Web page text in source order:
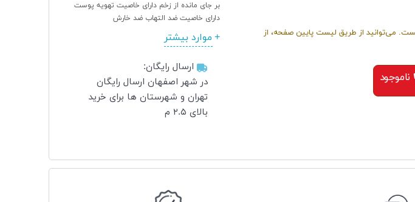
می‌توانید از طریق لیست پایین صفحه، از
ناموجود
بر جای مانده از زخم دارای خاصیت تهویه پوست
دارای خاصیت ضد التهاب ضد خارش
موارد بیشتر
ارسال رایگان:
در شهر اصفهان ارسال رایگان
تهران و شهرستان ها برای خرید
بالای ۲.۵ م